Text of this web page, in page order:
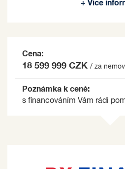
na základě jím zvolených
+ Více
Cena:
18 599 999 CZK / za
Poznámka k ceně:
s financováním Vám rádi